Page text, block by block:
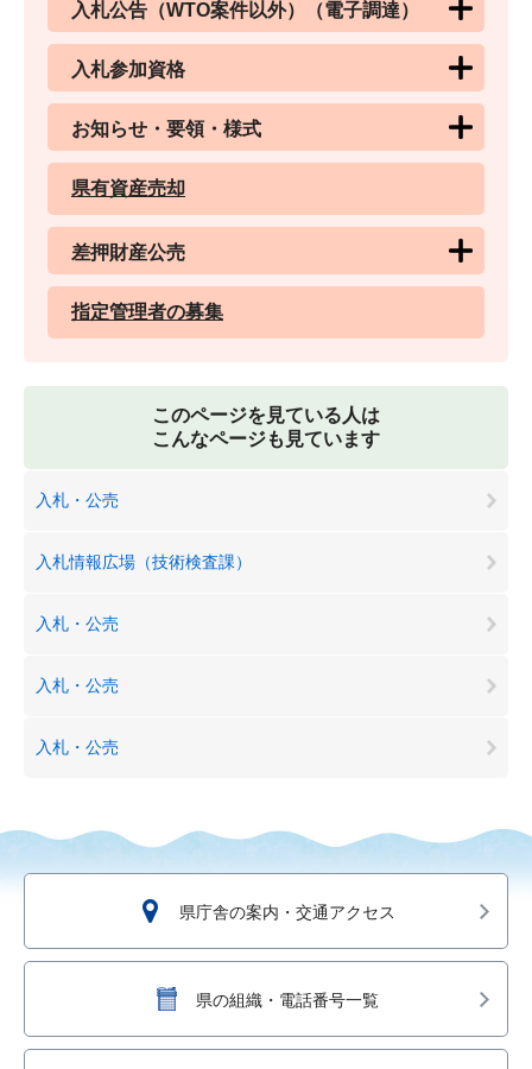
入札公告（WTO案件以外）（電子調達）
入札参加資格
お知らせ・要領・様式
県有資産売却
差押財産公売
指定管理者の募集
このページを見ている人は
こんなページも見ています
入札・公売
入札情報広場（技術検査課）
入札・公売
入札・公売
入札・公売
県庁舎の案内・交通アクセス
県の組織・電話番号一覧